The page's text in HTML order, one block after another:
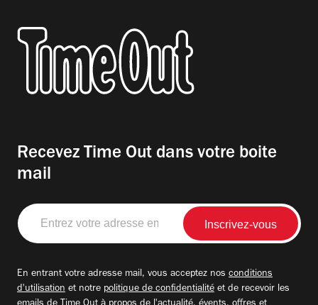
Recevez Time Out dans votre boite
mail
Entrez
votre
adresse
En entrant votre adresse mail, vous acceptez nos conditions
d'utilisation et notre politique de confidentialité et de recevoir les